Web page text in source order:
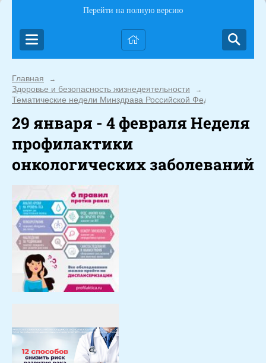
Перейти на полную версию
Главная →
Здоровье и безопасность жизнедеятельности →
Тематические недели Минздрава Российской Федерации
29 января - 4 февраля Неделя
профилактики
онкологических заболеваний